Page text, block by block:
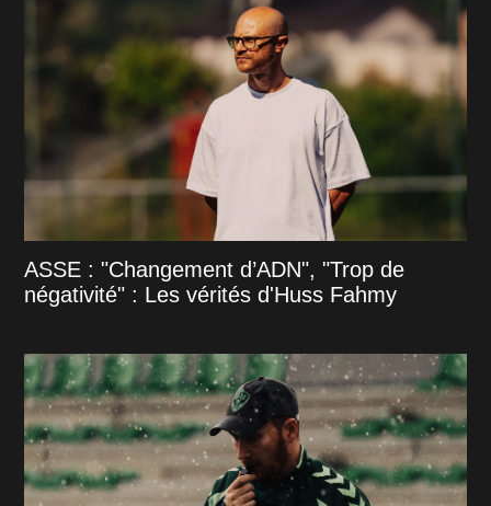
ASSE : "Changement d’ADN", "Trop de
négativité" : Les vérités d'Huss Fahmy